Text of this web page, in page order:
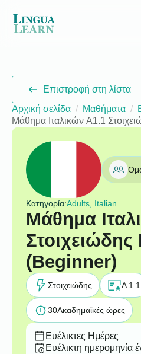
Επιστροφή στη λίστα
Αρχική σελίδα
Μαθήματα
Μάθημα Ιταλικών A1.1
Κατηγορία:Adults, Italian
Μάθημα
(Beginner)
Στοιχειώδης A 1.1
30Ακαδημαϊκές ώρες
Ευέλικτες Ημέρες
Ευέλικτη ημερομηνία